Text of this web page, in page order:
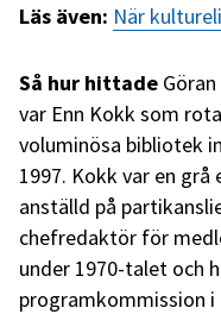
Läs även: När
Så hur hittade
var Enn Kokk som
voluminösa bibliotek
1997. Kokk var en
anställd på
chefredaktör för
under 1970-talet och
programkommission i